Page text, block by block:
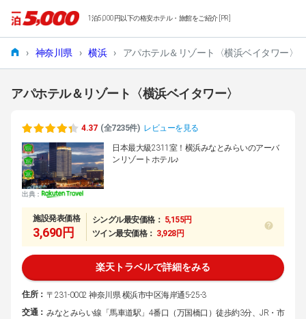
1泊5,000円以下の格安ホテル・旅館をご紹介 [PR]
› 神奈川県 › 横浜 › アパホテル＆リゾート〈横浜ベイタワー〉
アパホテル＆リゾート〈横浜ベイタワー〉
4.37 (全7235件) レビューを見る
出典：
日本最大級2311室！横浜みなとみらいのアーバ
ンリゾートホテル♪
施設発表価格
3,690円
シングル最安価格： 5,155円
ツイン最安価格： 3,928円
楽天トラベルで詳細をみる
住所： 〒231-0002 神奈川県 横浜市中区海岸通5-25-3
交通： みなとみらい線「馬車道駅」4番口（万国橋口）徒歩約3分、JR・市